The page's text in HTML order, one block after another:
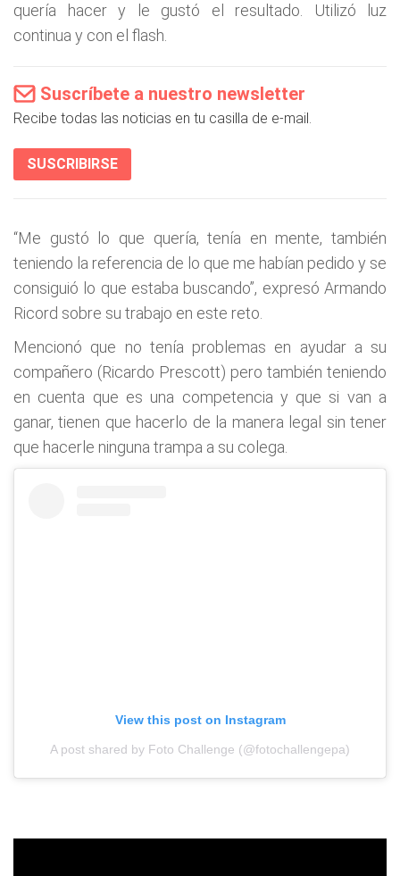
quería hacer y le gustó el resultado. Utilizó luz
continua y con el flash.
Suscríbete a nuestro newsletter
Recibe todas las noticias en tu casilla de e-mail.
SUSCRIBIRSE
“Me gustó lo que quería, tenía en mente, también
teniendo la referencia de lo que me habían pedido y se
consiguió lo que estaba buscando”, expresó Armando
Ricord sobre su trabajo en este reto.
Mencionó que no tenía problemas en ayudar a su
compañero (Ricardo Prescott) pero también teniendo
en cuenta que es una competencia y que si van a
ganar, tienen que hacerlo de la manera legal sin tener
que hacerle ninguna trampa a su colega.
View this post on Instagram
A post shared by Foto Challenge (@fotochallengepa)